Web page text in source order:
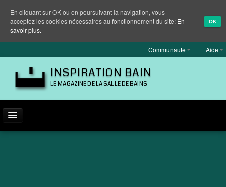
Communaute Aide
INSPIRATION BAIN
LE MAGAZINE DE LA SALLE DE BAINS
En cliquant sur OK ou en poursuivant la navigation, vous
acceptez les cookies nécessaires au fonctionnement du site: En
savoir plus.
OK